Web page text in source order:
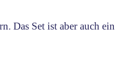
Das Set ist aber auch ein